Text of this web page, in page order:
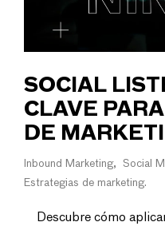
SOCIAL
CLAVE
DE
Inbound Marketing Social
Estrategias de marketing
Descubre cómo